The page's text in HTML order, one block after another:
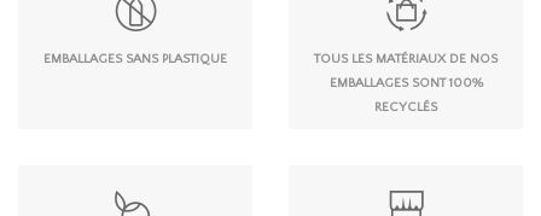
EMBALLAGES SANS PLASTIQUE
TOUS LES MATÉRIAUX DE NOS
EMBALLAGES SONT 100%
RECYCLÉS